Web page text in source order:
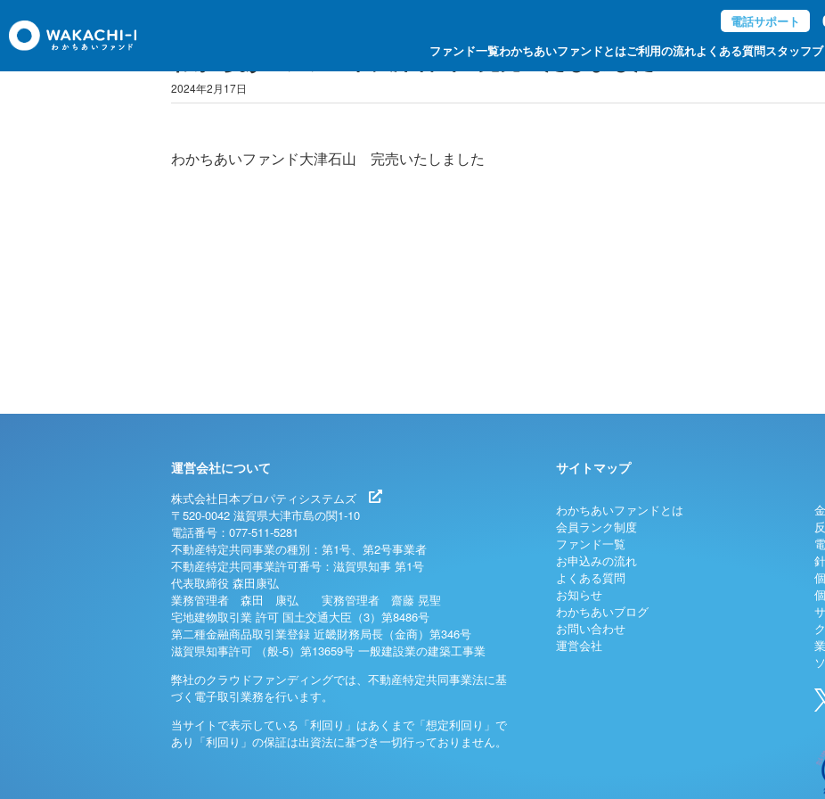
電話サポート
ファンド一覧わかちあいファンドとはご利用の流れよくある質問スタッフ
わかちあいファンド大津石山 完売いたしました
2024年2月17日
わかちあいファンド大津石山 完売いたしました
運営会社について
株式会社日本プロパティシステムズ
〒520-0042 滋賀県大津市島の関1-10
電話番号：077-511-5281
不動産特定共同事業の種別：第1号、第2号事業者
不動産特定共同事業許可番号：滋賀県知事 第1号
代表取締役 森田康弘
業務管理者 森田 康弘 実務管理者 齋藤 晃聖
宅地建物取引業 許可 国土交通大臣（3）第8486号
第二種金融商品取引業登録 近畿財務局長（金商）第346号
滋賀県知事許可 （般-5）第13659号 一般建設業の建築工事業
弊社のクラウドファンディングでは、不動産特定共同事業法に基
づく電子取引業務を行います。
当サイトで表示している「利回り」はあくまで「想定利回り」で
あり「利回り」の保証は出資法に基づき一切行っておりません。
サイトマップ
わかちあいファンドとは
会員ランク制度
ファンド一覧
お申込みの流れ
よくある質問
お知らせ
わかちあいブログ
お問い合わせ
運営会社
針